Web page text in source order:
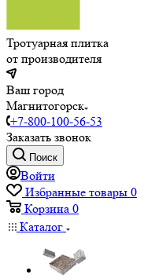
Тротуарная плитка
от производителя
Ваш город
Магнитогорск
+7-800-100-56-53
Заказать звонок
Поиск
Войти
Избранные товары 0
Корзина 0
Каталог